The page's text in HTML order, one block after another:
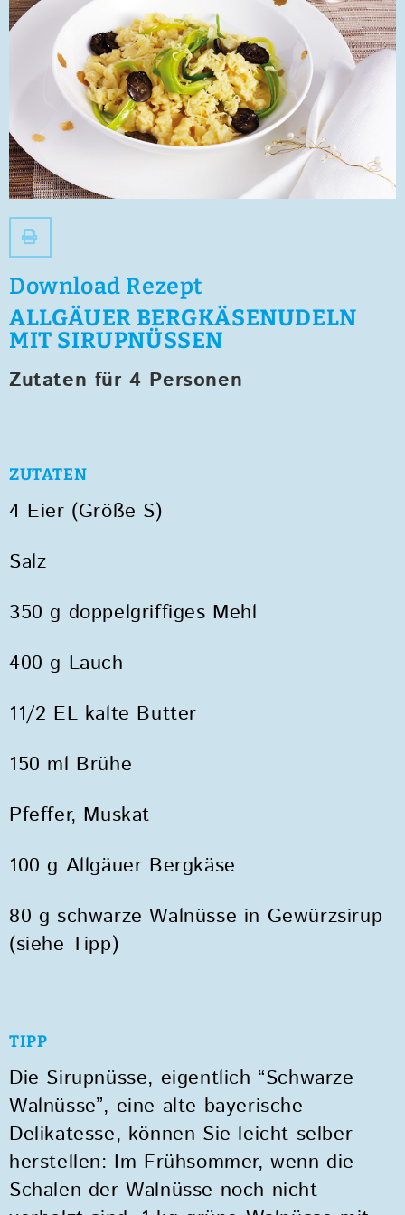
Download Rezept
ALLGÄUER BERGKÄSENUDELN
MIT SIRUPNÜSSEN
Zutaten für 4 Personen
ZUTATEN
4 Eier (Größe S)
Salz
350 g doppelgriffiges Mehl
400 g Lauch
11/2 EL kalte Butter
150 ml Brühe
Pfeffer, Muskat
100 g Allgäuer Bergkäse
80 g schwarze Walnüsse in Gewürzsirup
(siehe Tipp)
TIPP
Die Sirupnüsse, eigentlich “Schwarze
Walnüsse”, eine alte bayerische
Delikatesse, können Sie leicht selber
herstellen: Im Frühsommer, wenn die
Schalen der Walnüsse noch nicht